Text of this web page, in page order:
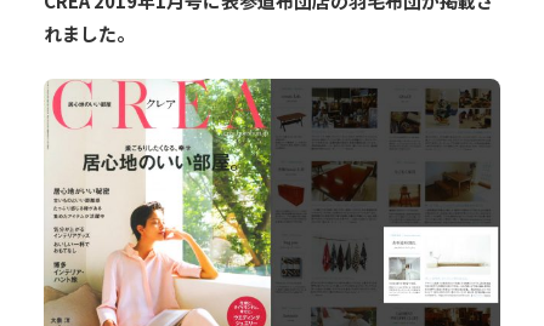
れました。